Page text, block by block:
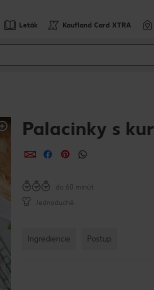
Leták Kaufland Card XTRA
Palacinky s
ZdieľaťZdieľaťZdieľať
do 60 minút
Jednoduché
Ingrediencie Postup